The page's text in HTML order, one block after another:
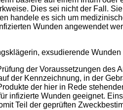
Dies sei nicht der Fall.
handele es sich um
Wunden angewendet
exsudierende
der Voraussetzungen des
der Kennzeichnung, in der
der hier in Rede
infizierte Wunden geeignet.
Teil der geprüften